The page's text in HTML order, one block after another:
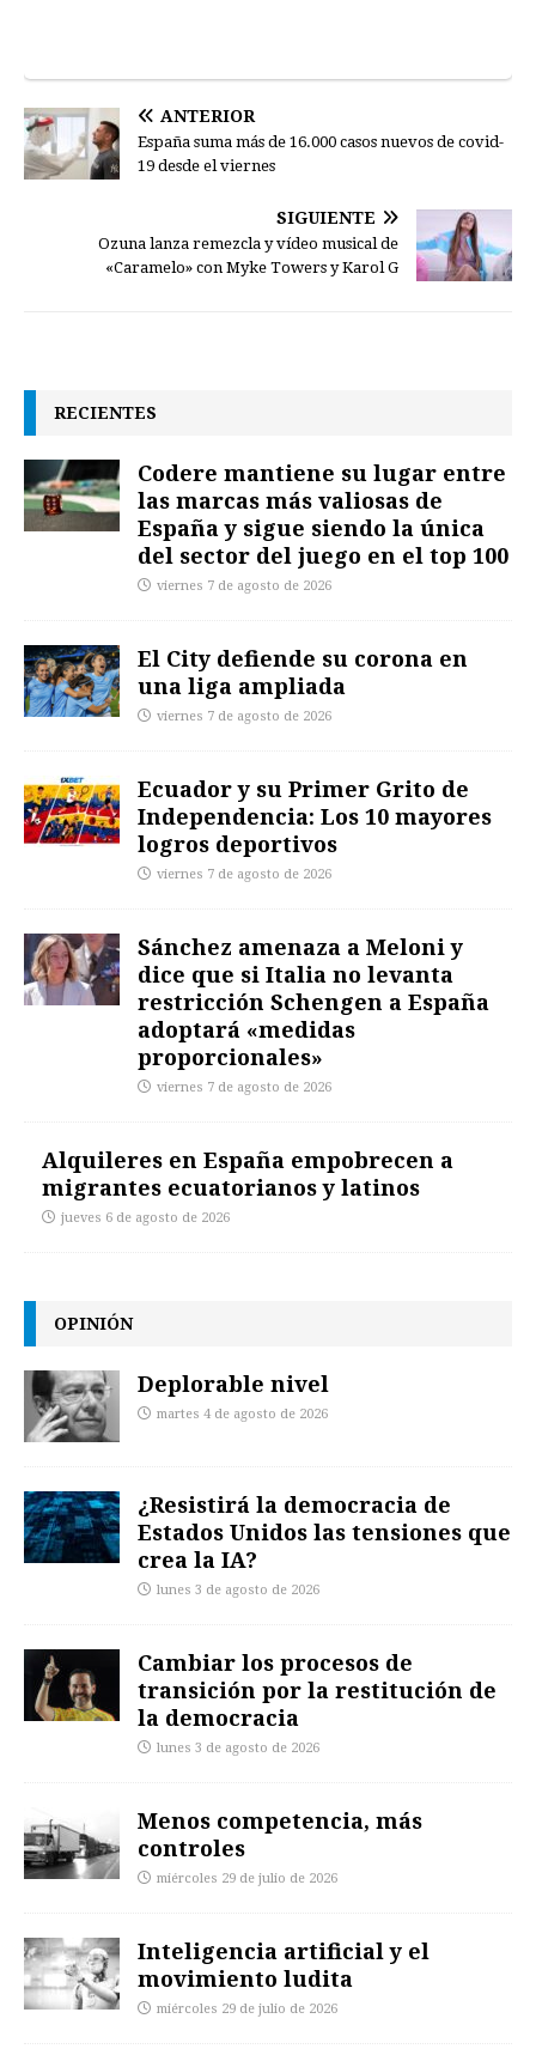
ANTERIOR
España suma más de 16.000 casos nuevos de covid-
19 desde el viernes
SIGUIENTE
Ozuna lanza remezcla y vídeo musical de
«Caramelo» con Myke Towers y Karol G
RECIENTES
Codere mantiene su lugar entre
las marcas más valiosas de
España y sigue siendo la única
del sector del juego en el top 100
viernes 7 de agosto de 2026
El City defiende su corona en
una liga ampliada
viernes 7 de agosto de 2026
Ecuador y su Primer Grito de
Independencia: Los 10 mayores
logros deportivos
viernes 7 de agosto de 2026
Sánchez amenaza a Meloni y
dice que si Italia no levanta
restricción Schengen a España
adoptará «medidas
proporcionales»
viernes 7 de agosto de 2026
Alquileres en España empobrecen a
migrantes ecuatorianos y latinos
jueves 6 de agosto de 2026
OPINIÓN
Deplorable nivel
martes 4 de agosto de 2026
¿Resistirá la democracia de
Estados Unidos las tensiones que
crea la IA?
lunes 3 de agosto de 2026
Cambiar los procesos de
transición por la restitución de
la democracia
lunes 3 de agosto de 2026
Menos competencia, más
controles
miércoles 29 de julio de 2026
Inteligencia artificial y el
movimiento ludita
miércoles 29 de julio de 2026